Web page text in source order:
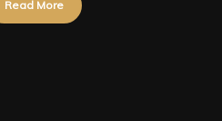
Read More